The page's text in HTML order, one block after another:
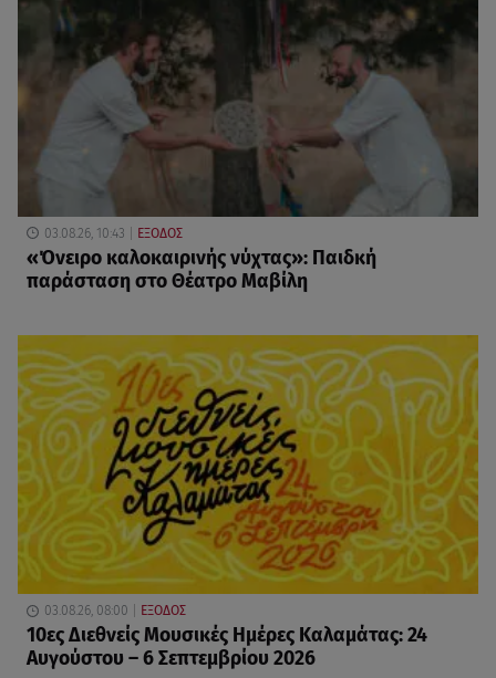
03.08.26, 10:43 ΕΞΟΔΟΣ
«Όνειρο καλοκαιρινής νύχτας»: Παιδκή
παράσταση στο Θέατρο Μαβίλη
03.08.26, 08:00 ΕΞΟΔΟΣ
10ες Διεθνείς Μουσικές Ημέρες Καλαμάτας: 24
Αυγούστου – 6 Σεπτεμβρίου 2026